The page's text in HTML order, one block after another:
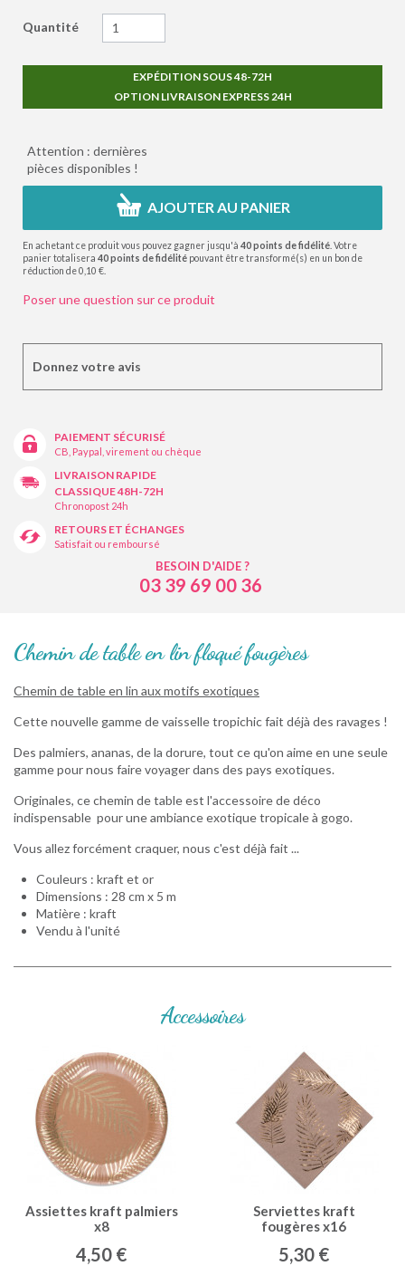
Quantité
EXPÉDITION SOUS 48-72H
OPTION LIVRAISON EXPRESS 24H
Attention : dernières
pièces disponibles !
AJOUTER AU PANIER
En achetant ce produit vous pouvez gagner jusqu'à 40points de fidélité . Votre
panier totalisera 40points de fidélité pouvant être transformé(s) en un bon de
réduction de0,10 €
Poser une question sur ce produit
Donnez votre avis
PAIEMENT SÉCURISÉ
CB, Paypal, virement ou chèque
LIVRAISON RAPIDE
CLASSIQUE 48H-72H
Chronopost 24h
RETOURS ET ÉCHANGES
Satisfait ou remboursé
BESOIN D'AIDE ?
03 39 69 00 36
Chemin de table en lin floqué fougères
Chemin de table en lin aux motifs exotiques
Cette nouvelle gamme de vaisselle tropichic fait déjà des ravages !
Des palmiers, ananas, de la dorure, tout ce qu'on aime en une seule
gamme pour nous faire voyager dans des pays exotiques.
Originales, ce chemin de table est l'accessoire de déco
indispensable pour une ambiance exotique tropicale à gogo.
Vous allez forcément craquer, nous c'est déjà fait ...
Couleurs : kraft et or
Dimensions : 28 cm x 5 m
Matière : kraft
Vendu à l'unité
Accessoires
Assiettes kraft palmiers
x8
4,50 €
Serviettes kraft
fougères x16
5,30 €